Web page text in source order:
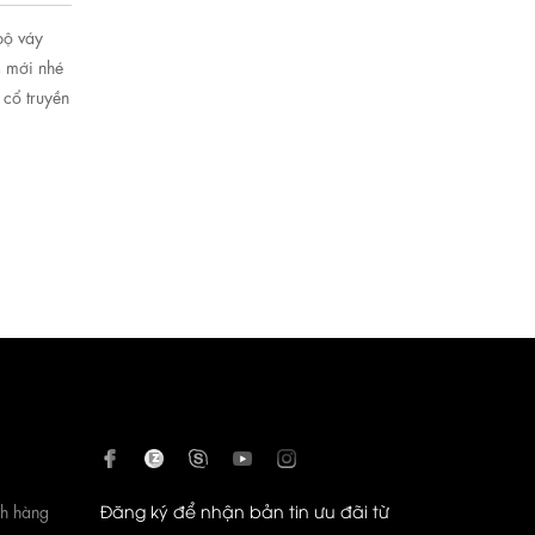
váy
mới nhé
truyền
Đầm hoa thiết kế dáng xòe cổ V
hàng
Đăng ký để nhận bản tin ưu đãi từ